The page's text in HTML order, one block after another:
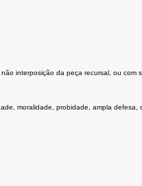
interposição da peça recursal, ou com
moralidade, probidade, ampla defesa,